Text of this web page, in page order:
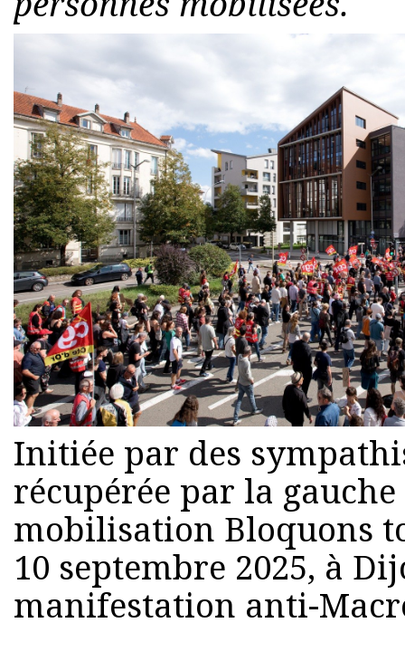
Initiée par des
récupérée par la
mobilisation Bloquons
10 septembre 2025, à
manifestation anti-